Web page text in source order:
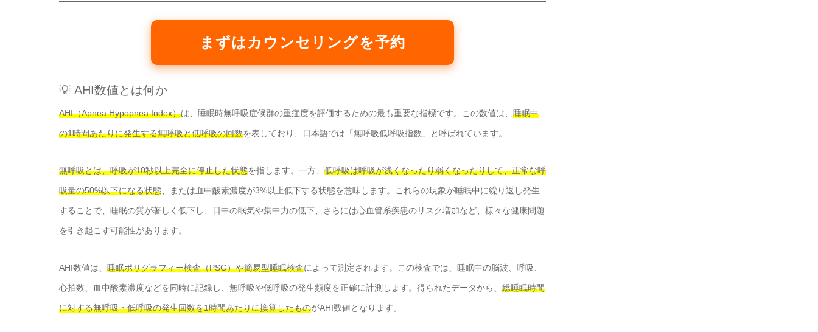
まずはカウンセリングを予約
💡 AHI数値とは何か
AHI（Apnea Hypopnea Index）は、睡眠時無呼吸症候群の重症度を評価するための最も重要な指標です。この数値は、 睡眠中
の1時間あたりに発生する無呼吸と低呼吸の回数を表しており、日本語では「無呼吸低呼吸指数」と呼ばれています。
無呼吸とは、呼吸が10秒以上完全に停止した状態を指します。一方、 低呼吸は呼吸が浅くなったり弱くなったりして、正常な呼
吸量の50%以下になる状態 、または血中酸素濃度が3%以上低下する状態を意味します。これらの現象が睡眠中に繰り返し発生
することで、睡眠の質が著しく低下し、日中の眠気や集中力の低下、さらには心血管系疾患のリスク増加など、様々な健康問題
を引き起こす可能性があります。
AHI数値は、 睡眠ポリグラフィー検査（PSG）や簡易型睡眠検査によって測定されます。この検査では、睡眠中の脳波、呼吸、
心拍数、血中酸素濃度などを同時に記録し、無呼吸や低呼吸の発生頻度を正確に計測します。得られたデータから、 総睡眠時間
に対する無呼吸・低呼吸の発生回数を1時間あたりに換算したものがAHI数値となります。